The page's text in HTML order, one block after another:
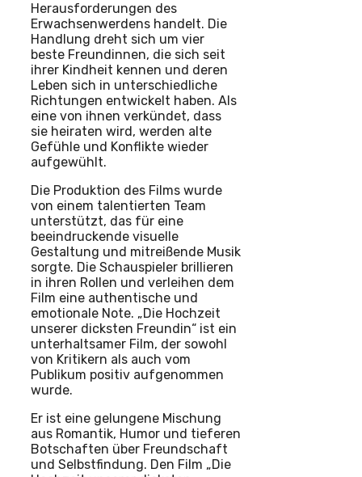
Herausforderungen des
Erwachsenwerdens handelt. Die
Handlung dreht sich um vier
beste Freundinnen, die sich seit
ihrer Kindheit kennen und deren
Leben sich in unterschiedliche
Richtungen entwickelt haben. Als
eine von ihnen verkündet, dass
sie heiraten wird, werden alte
Gefühle und Konflikte wieder
aufgewühlt.
Die Produktion des Films wurde
von einem talentierten Team
unterstützt, das für eine
beeindruckende visuelle
Gestaltung und mitreißende Musik
sorgte. Die Schauspieler brillieren
in ihren Rollen und verleihen dem
Film eine authentische und
emotionale Note. „Die Hochzeit
unserer dicksten Freundin“ ist ein
unterhaltsamer Film, der sowohl
von Kritikern als auch vom
Publikum positiv aufgenommen
wurde.
Er ist eine gelungene Mischung
aus Romantik, Humor und tieferen
Botschaften über Freundschaft
und Selbstfindung. Den Film „Die